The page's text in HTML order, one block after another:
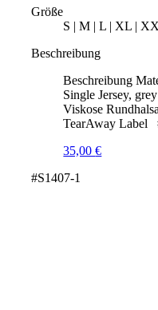
Größe
S | M | L | XL |
Beschreibung
Beschreibung
Single Jersey,
Viskose
TearAway Label
35,00€
#S1407-1